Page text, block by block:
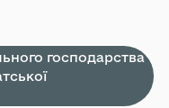
господарства